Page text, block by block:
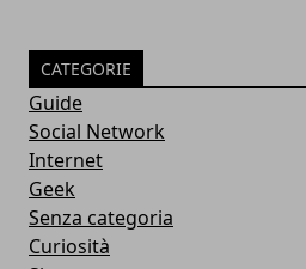
CATEGORIE
Guide
Social Network
Internet
Geek
Senza categoria
Curiosità